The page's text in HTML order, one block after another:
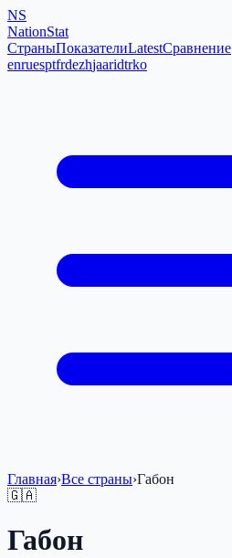
NS
NationStat
СтраныПоказателиLatestСравнение
enruesptfrdezhjaaridtrko
Главная›Все страны›Габон
🇬🇦
Габон